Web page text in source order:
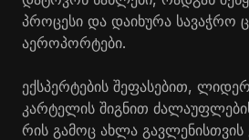
პროცესი და დაიხურა სავაჭრო
აეროპორტები.
ექსპერტების შეფასებით,
კარტელის შიგნით ძალაუფლების
რის გამოც ახლა